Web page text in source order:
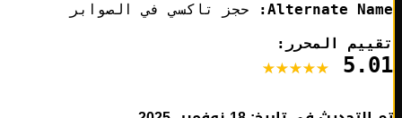
Alternate حجز تاكسي في الصوابر
المحرر: